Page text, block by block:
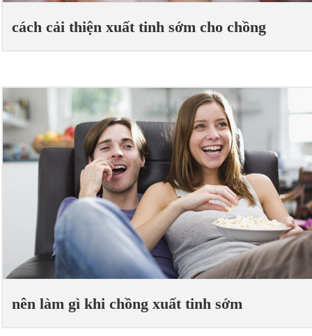
cách cải thiện xuất tinh sớm cho chồng
nên làm gì khi chồng xuất tinh sớm